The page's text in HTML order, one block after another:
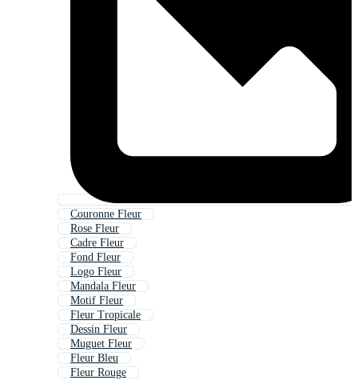
Couronne Fleur
Rose Fleur
Cadre Fleur
Fond Fleur
Logo Fleur
Mandala Fleur
Motif Fleur
Fleur Tropicale
Dessin Fleur
Muguet Fleur
Fleur Bleu
Fleur Rouge